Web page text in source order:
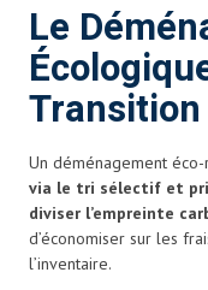
Le
Un déménagement
via le tri sélectif et
diviser l’empreinte
d’économiser sur les
l’inventaire.